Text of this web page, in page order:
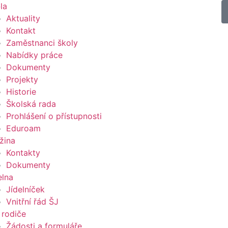
Aktuality
Kontakt
Zaměstnanci školy
Nabídky práce
Dokumenty
Projekty
Historie
Školská rada
Prohlášení o přístupnosti
Eduroam
Kontakty
Dokumenty
Jídelníček
Vnitřní řád ŠJ
rodiče
Žádosti a formuláře